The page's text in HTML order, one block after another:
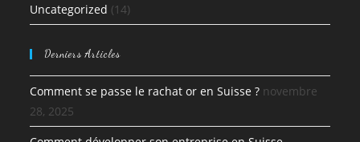
Uncategorized (14)
Derniers Articles
Comment se passe le rachat or en Suisse ? novembre
28, 2025